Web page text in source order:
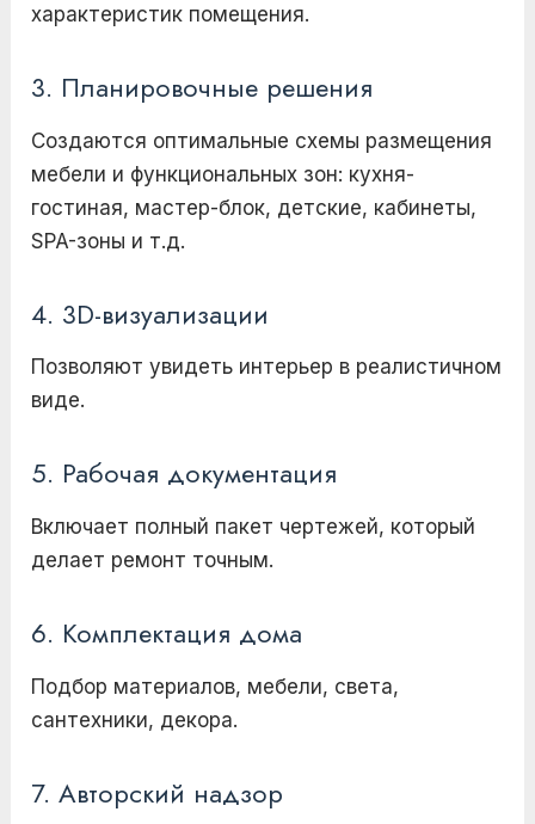
характеристик помещения.
3. Планировочные решения
Создаются оптимальные схемы размещения
мебели и функциональных зон: кухня-
гостиная, мастер-блок, детские, кабинеты,
SPA-зоны и т.д.
4. 3D-визуализации
Позволяют увидеть интерьер в реалистичном
виде.
5. Рабочая документация
Включает полный пакет чертежей, который
делает ремонт точным.
6. Комплектация дома
Подбор материалов, мебели, света,
сантехники, декора.
7. Авторский надзор